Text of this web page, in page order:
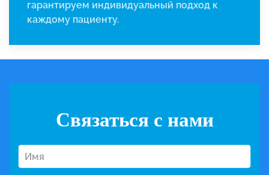
гарантируем индивидуальный подход к
каждому пациенту.
Связаться с нами